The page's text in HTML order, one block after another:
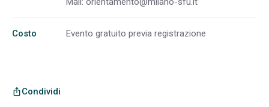
Costo Evento gratuito previa registrazione
ios_shareCondividi